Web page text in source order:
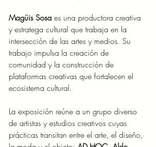
Magüis Sosa es una productora creativa
y estratega cultural que trabaja en la
intersección de las artes y medios. Su
trabajo impulsa la creación de
comunidad y la construcción de
plataformas creativas que fortalecen el
ecosistema cultural.
La exposición reúne a un grupo diverso
de artistas y estudios creativos cuyas
prácticas transitan entre el arte, el diseño,